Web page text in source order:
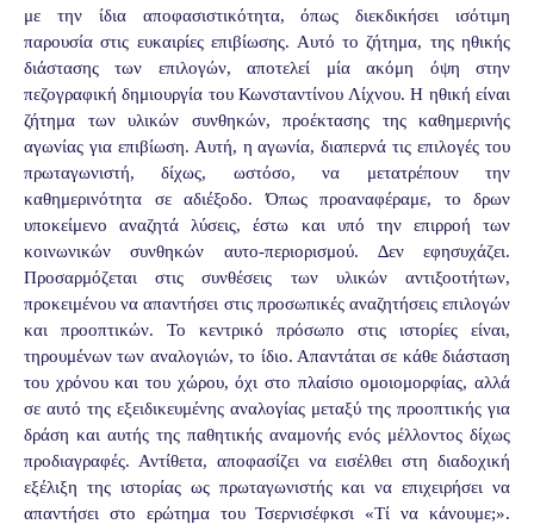
με την ίδια αποφασιστικότητα, όπως διεκδικήσει ισότιμη
παρουσία στις ευκαιρίες επιβίωσης. Αυτό το ζήτημα, της ηθικής
διάστασης των επιλογών, αποτελεί μία ακόμη όψη στην
πεζογραφική δημιουργία του Κωνσταντίνου Λίχνου. Η ηθική είναι
ζήτημα των υλικών συνθηκών, προέκτασης της καθημερινής
αγωνίας για επιβίωση. Αυτή, η αγωνία, διαπερνά τις επιλογές του
πρωταγωνιστή, δίχως, ωστόσο, να μετατρέπουν την
καθημερινότητα σε αδιέξοδο. Όπως προαναφέραμε, το δρων
υποκείμενο αναζητά λύσεις, έστω και υπό την επιρροή των
κοινωνικών συνθηκών αυτο-περιορισμού. ∆εν εφησυχάζει.
Προσαρμόζεται στις συνθέσεις των υλικών αντιξοοτήτων,
προκειμένου να απαντήσει στις προσωπικές αναζητήσεις επιλογών
και προοπτικών. Το κεντρικό πρόσωπο στις ιστορίες είναι,
τηρουμένων των αναλογιών, το ίδιο. Απαντάται σε κάθε διάσταση
του χρόνου και του χώρου, όχι στο πλαίσιο ομοιομορφίας, αλλά
σε αυτό της εξειδικευμένης αναλογίας μεταξύ της προοπτικής για
δράση και αυτής της παθητικής αναμονής ενός μέλλοντος δίχως
προδιαγραφές. Αντίθετα, αποφασίζει να εισέλθει στη διαδοχική
εξέλιξη της ιστορίας ως πρωταγωνιστής και να επιχειρήσει να
απαντήσει στο ερώτημα του Τσερνισέφκσι «Τί να κάνουμε;».